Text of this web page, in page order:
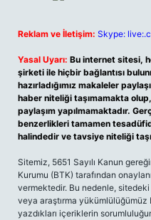
Reklam ve İletişim: Skype:
Yasal Uyarı: Bu internet sitesi,
şirketi ile hiçbir bağlantısı
hazırladığımız makaleler
haber niteliği taşımamakta
paylaşım yapılmamaktadır.
benzerlikleri tamamen
halindedir ve tavsiye niteliği
Sitemiz, 5651 Sayılı Kanun
Kurumu (BTK) tarafından
vermektedir. Bu nedenle,
veya araştırma
yazdıkları içeriklerin